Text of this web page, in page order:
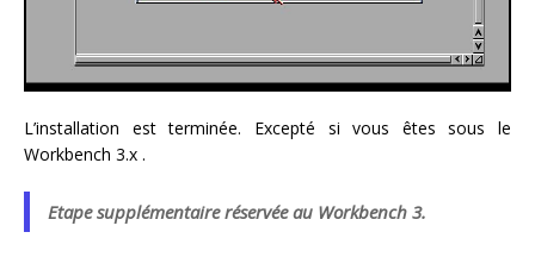
L’installation est terminée. Excepté si vous êtes sous le
Workbench 3.x .
Etape supplémentaire réservée au Workbench 3.